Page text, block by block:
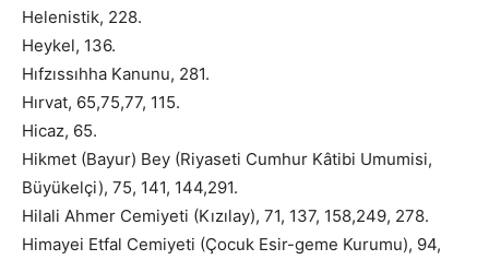
Helenistik, 228.
Heykel, 136.
Hıfzıssıhha Kanunu, 281.
Hırvat, 65,75,77, 115.
Hicaz, 65.
Hikmet (Bayur) Bey (Riyaseti Cumhur Kâtibi Umumisi,
Büyükelçi), 75, 141, 144,291.
Hilali Ahmer Cemiyeti (Kızılay), 71, 137, 158,249, 278.
Himayei Etfal Cemiyeti (Çocuk Esir-geme Kurumu), 94,